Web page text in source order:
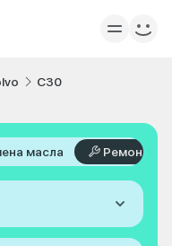
C30
масла Ремонт